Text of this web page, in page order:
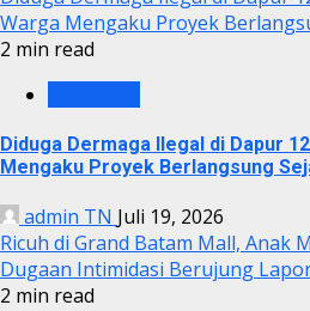
Warga Mengaku Proyek
2 min read
Diduga Dermaga Ilegal di Dapur
Mengaku Proyek Berlangsung
admin TN Juli 19, 2026
Ricuh di Grand Batam Mall, Anak
Dugaan Intimidasi Berujung
2 min read